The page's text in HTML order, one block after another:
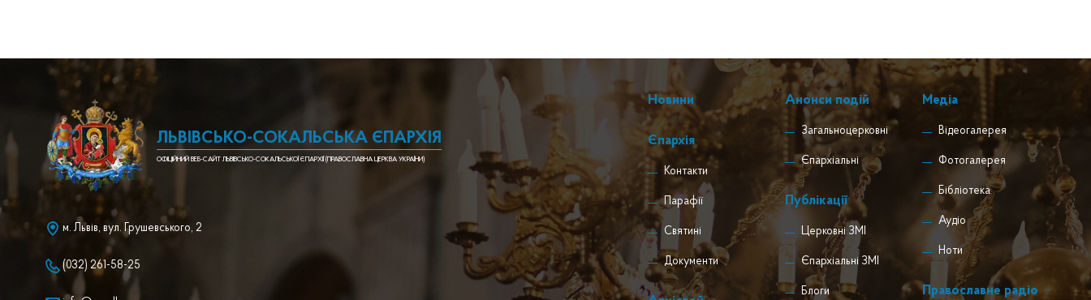
ЛЬВІВСЬКО-СОКАЛЬСЬКА ЄПАРХІЯ
ОФІЦІЙНИЙ ВЕБ-САЙТ ЛЬВІВСЬКО-СОКАЛЬСЬКОЇ ЄПАРХІЇ (ПРАВОСЛАВНА ЦЕРКВА УКРАЇНИ)
м. Львів, вул. Грушевського, 2
(032) 261-58-25
Новини
Єпархія
Контакти
Парафії
Святині
Документи
Анонси подій
Загальноцерковні
Єпархіальні
Публікації
Церковні ЗМІ
Єпархіальні ЗМІ
Блоги
Медіа
Відеогалерея
Фотогалерея
Бібліотека
Аудіо
Ноти
Православне радіо